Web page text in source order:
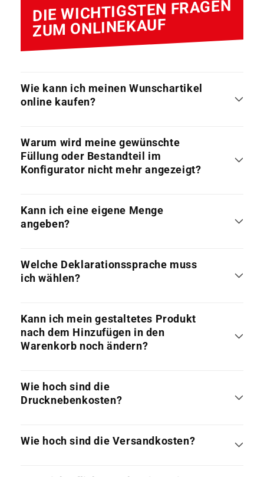
DIE WICHTIGSTEN FRAGEN
ZUM ONLINEKAUF
Wie kann ich meinen Wunschartikel
online kaufen?
Warum wird meine gewünschte
Füllung oder Bestandteil im
Konfigurator nicht mehr angezeigt?
Kann ich eine eigene Menge
angeben?
Welche Deklarationssprache muss
ich wählen?
Kann ich mein gestaltetes Produkt
nach dem Hinzufügen in den
Warenkorb noch ändern?
Wie hoch sind die
Drucknebenkosten?
Wie hoch sind die Versandkosten?